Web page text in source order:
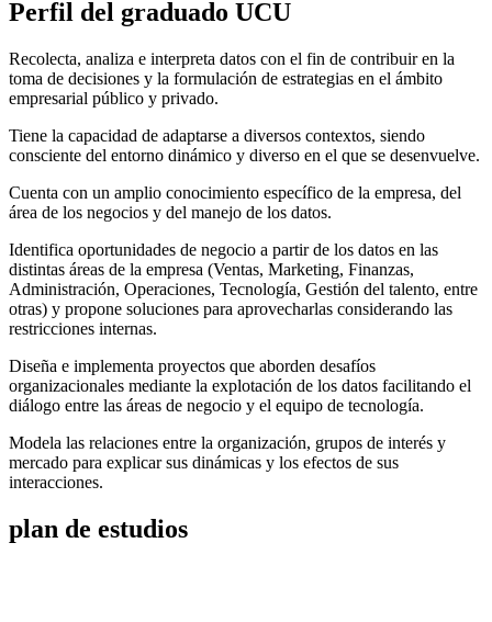
Perfil del graduado UCU
Recolecta, analiza e interpreta datos con el fin de contribuir en la
toma de decisiones y la formulación de estrategias en el ámbito
empresarial público y privado.
Tiene la capacidad de adaptarse a diversos contextos, siendo
consciente del entorno dinámico y diverso en el que se desenvuelve.
Cuenta con un amplio conocimiento específico de la empresa, del
área de los negocios y del manejo de los datos.
Identifica oportunidades de negocio a partir de los datos en las
distintas áreas de la empresa (Ventas, Marketing, Finanzas,
Administración, Operaciones, Tecnología, Gestión del talento, entre
otras) y propone soluciones para aprovecharlas considerando las
restricciones internas.
Diseña e implementa proyectos que aborden desafíos
organizacionales mediante la explotación de los datos facilitando el
diálogo entre las áreas de negocio y el equipo de tecnología.
Modela las relaciones entre la organización, grupos de interés y
mercado para explicar sus dinámicas y los efectos de sus
interacciones.
plan de estudios